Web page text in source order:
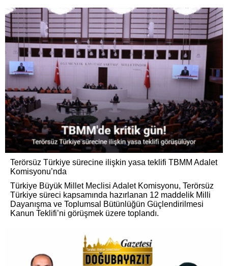
Terörsüz Türkiye sürecine ilişkin yasa teklifi TBMM Adalet
Komisyonu’nda
Türkiye Büyük Millet Meclisi Adalet Komisyonu, Terörsüz
Türkiye süreci kapsamında hazırlanan 12 maddelik Milli
Dayanışma ve Toplumsal Bütünlüğün Güçlendirilmesi
Kanun Teklifi’ni görüşmek üzere toplandı.